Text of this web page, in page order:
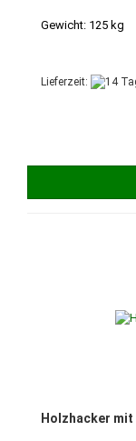
Gewicht: 125 kg
Lieferzeit:
Holzhacker